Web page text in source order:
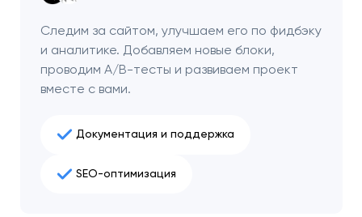
Следим за сайтом, улучшаем его по фидбэку
и аналитике. Добавляем новые блоки,
проводим A/B-тесты и развиваем проект
вместе с вами.
Документация и поддержка
SEO-оптимизация